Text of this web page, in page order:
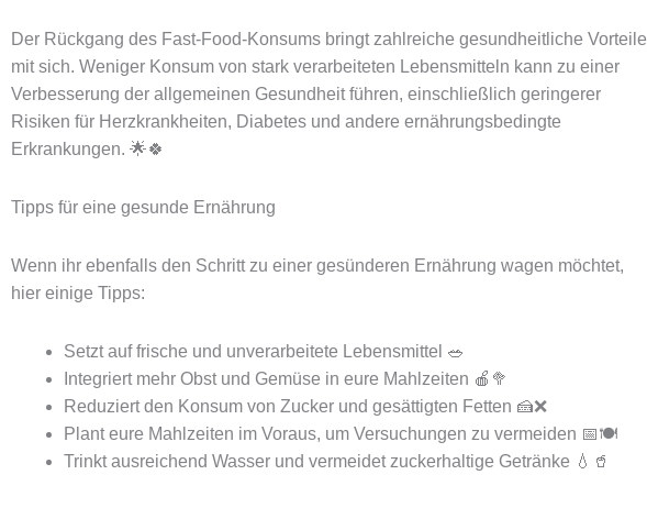
Der Rückgang des Fast-Food-Konsums bringt zahlreiche gesundheitliche Vorteile
mit sich. Weniger Konsum von stark verarbeiteten Lebensmitteln kann zu einer
Verbesserung der allgemeinen Gesundheit führen, einschließlich geringerer
Risiken für Herzkrankheiten, Diabetes und andere ernährungsbedingte
Erkrankungen. 🌟🍀
Tipps für eine gesunde Ernährung
Wenn ihr ebenfalls den Schritt zu einer gesünderen Ernährung wagen möchtet,
hier einige Tipps:
Setzt auf frische und unverarbeitete Lebensmittel 🥗
Integriert mehr Obst und Gemüse in eure Mahlzeiten 🍎🥦
Reduziert den Konsum von Zucker und gesättigten Fetten 🍰❌
Plant eure Mahlzeiten im Voraus, um Versuchungen zu vermeiden 📅🍽️
Trinkt ausreichend Wasser und vermeidet zuckerhaltige Getränke 💧🥤